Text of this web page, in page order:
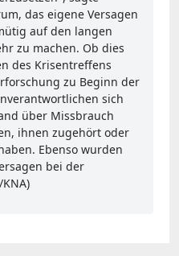
das eigene Versagen
auf den langen
zu machen. Ob dies
des Krisentreffens
zu Beginn der
sich
über Missbrauch
ihnen zugehört oder
Ebenso wurden
bei der